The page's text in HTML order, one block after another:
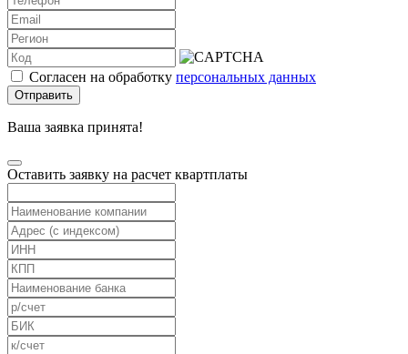
Согласен на обработку персональных данных
Отправить
Ваша заявка принята!
Оставить заявку на расчет квартплаты